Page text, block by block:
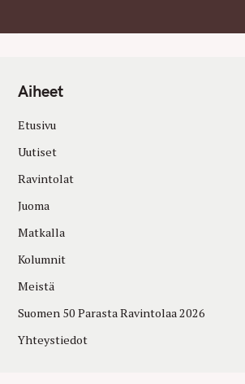
Aiheet
Etusivu
Uutiset
Ravintolat
Juoma
Matkalla
Kolumnit
Meistä
Suomen 50 Parasta Ravintolaa 2026
Yhteystiedot